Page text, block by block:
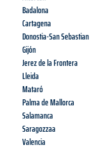
Badalona
Cartagena
Donostia-San Sebastian
Gijón
Jerez de la Frontera
Lleida
Mataró
Palma de Mallorca
Salamanca
Saragozzaa
Valencia